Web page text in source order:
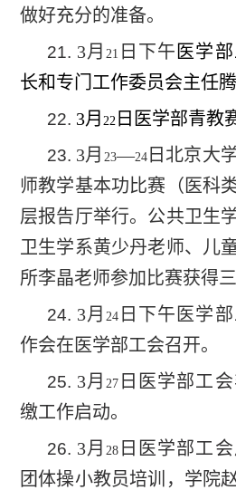
做好充分的准备。
21. 3月 21 日下午 医学
长和专门工作委员会主任
22. 3月 22 日医学部青教
23. 3月 23—24日北京大
师教学基本功比赛（医科
层报告厅举行。公共卫生
卫生学系黄少丹老师、儿
所李晶老师参加比赛获得三
24. 3月 24 日下午医学
作会在医学部工会召开。
25. 3月 27 日医学部工
缴工作启动。
26. 3月 28 日医学部工
团体操小教员培训，学院